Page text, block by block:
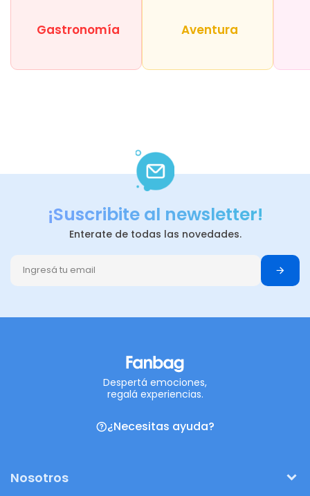
Gastronomía Aventura
¡Suscribite al newsletter!
Enterate de todas las novedades.
Despertá emociones,
regalá experiencias.
¿Necesitas ayuda?
Nosotros